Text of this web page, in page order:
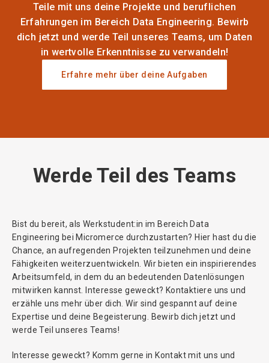
Teile mit uns deine Projekte und beruflichen
Erfahrungen im Bereich Data Engineering. Bewirb
dich jetzt und werde Teil unseres Teams, um Daten
in wertvolle Erkenntnisse zu verwandeln!
Erfahre mehr über deine Aufgaben
Werde Teil des Teams
Bist du bereit, als Werkstudent:in im Bereich Data
Engineering bei Micromerce durchzustarten? Hier hast du die
Chance, an aufregenden Projekten teilzunehmen und deine
Fähigkeiten weiterzuentwickeln. Wir bieten ein inspirierendes
Arbeitsumfeld, in dem du an bedeutenden Datenlösungen
mitwirken kannst. Interesse geweckt? Kontaktiere uns und
erzähle uns mehr über dich. Wir sind gespannt auf deine
Expertise und deine Begeisterung. Bewirb dich jetzt und
werde Teil unseres Teams!
Interesse geweckt? Komm gerne in Kontakt mit uns und